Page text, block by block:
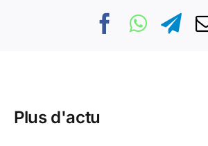
Plus d'actu